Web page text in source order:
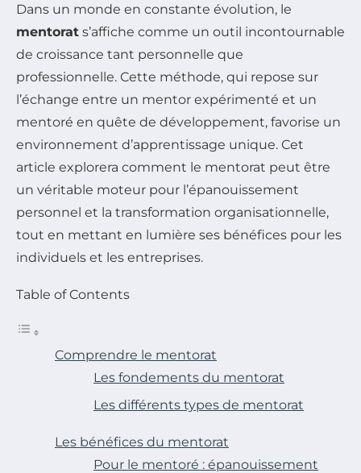
Dans un monde en constante évolution, le
mentorat s’affiche comme un outil incontournable
de croissance tant personnelle que
professionnelle. Cette méthode, qui repose sur
l’échange entre un mentor expérimenté et un
mentoré en quête de développement, favorise un
environnement d’apprentissage unique. Cet
article explorera comment le mentorat peut être
un véritable moteur pour l’épanouissement
personnel et la transformation organisationnelle,
tout en mettant en lumière ses bénéfices pour les
individuels et les entreprises.
Table of Contents
Comprendre le mentorat
Les fondements du mentorat
Les différents types de mentorat
Les bénéfices du mentorat
Pour le mentoré : épanouissement